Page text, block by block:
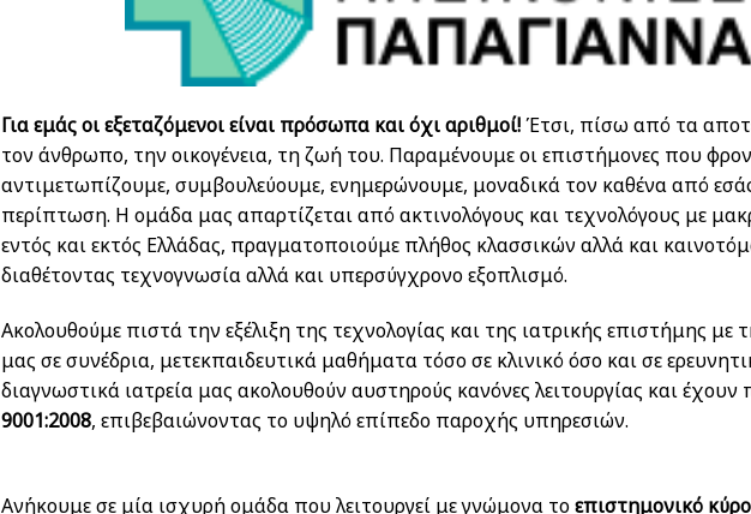
Για εμάς οι εξεταζόμενοι είναι πρόσωπα και όχι αριθμοί!Έτσι, πίσω από τα
τον άνθρωπο, την οικογένεια, τη ζωή του. Παραμένουμε οι επιστήμονες που
αντιμετωπίζουμε, συμβουλεύουμε, ενημερώνουμε, μοναδικά τον καθένα από
περίπτωση. Η ομάδα μας απαρτίζεται από ακτινολόγους και τεχνολόγους με
εντός και εκτός Ελλάδας, πραγματοποιούμε πλήθος κλασσικών αλλά και
διαθέτοντας τεχνογνωσία αλλά και υπερσύγχρονο εξοπλισμό.
Ακολουθούμε πιστά την εξέλιξη της τεχνολογίας και της ιατρικής επιστήμης με
μας σε συνέδρια, μετεκπαιδευτικά μαθήματα τόσο σε κλινικό όσο και σε
διαγνωστικά ιατρεία μας ακολουθούν αυστηρούς κανόνες λειτουργίας και έχουν
9001:2008, επιβεβαιώνοντας το υψηλό επίπεδο παροχής υπηρεσιών.
Ανήκουμε σε μία ισχυρή ομάδα που λειτουργεί με γνώμονα τοεπιστημονικό